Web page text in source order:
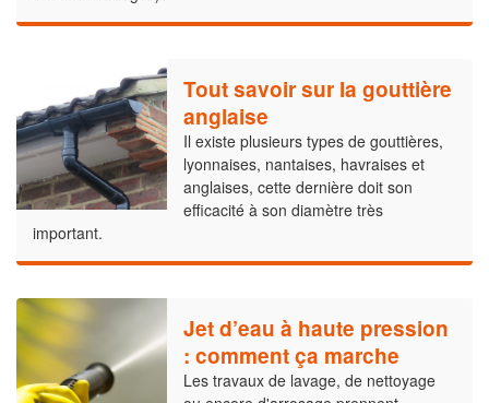
Tout savoir sur la gouttière
anglaise
Il existe plusieurs types de gouttières,
lyonnaises, nantaises, havraises et
anglaises, cette dernière doit son
efficacité à son diamètre très
important.
Jet d’eau à haute pression
: comment ça marche
Les travaux de lavage, de nettoyage